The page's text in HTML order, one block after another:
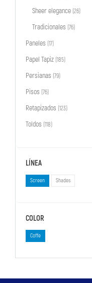
Sheer elegance (26)
Tradicionales (76)
Paneles (17)
Papel Tapiz (185)
Persianas (79)
Pisos (76)
Retapizados (123)
Toldos (118)
LÍNEA
Screen Shades
COLOR
Coffe